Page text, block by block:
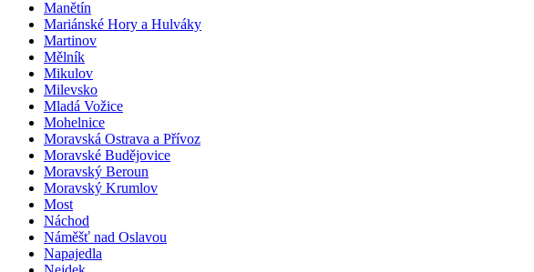
Manětín
Mariánské Hory a Hulváky
Martinov
Mělník
Mikulov
Milevsko
Mladá Vožice
Mohelnice
Moravská Ostrava a Přívoz
Moravské Budějovice
Moravský Beroun
Moravský Krumlov
Most
Náchod
Náměšť nad Oslavou
Napajedla